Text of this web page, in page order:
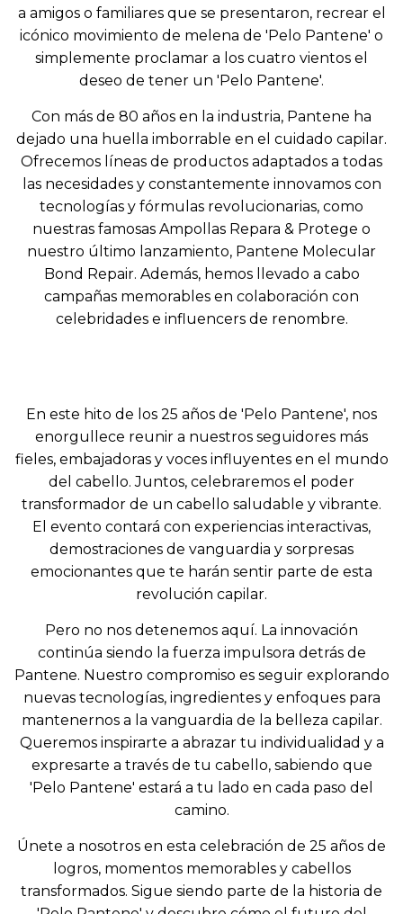
a amigos o familiares que se presentaron, recrear el
icónico movimiento de melena de 'Pelo Pantene' o
simplemente proclamar a los cuatro vientos el
deseo de tener un 'Pelo Pantene'.
Con más de 80 años en la industria, Pantene ha
dejado una huella imborrable en el cuidado capilar.
Ofrecemos líneas de productos adaptados a todas
las necesidades y constantemente innovamos con
tecnologías y fórmulas revolucionarias, como
nuestras famosas Ampollas Repara & Protege o
nuestro último lanzamiento, Pantene Molecular
Bond Repair. Además, hemos llevado a cabo
campañas memorables en colaboración con
celebridades e influencers de renombre.
En este hito de los 25 años de 'Pelo Pantene', nos
enorgullece reunir a nuestros seguidores más
fieles, embajadoras y voces influyentes en el mundo
del cabello. Juntos, celebraremos el poder
transformador de un cabello saludable y vibrante.
El evento contará con experiencias interactivas,
demostraciones de vanguardia y sorpresas
emocionantes que te harán sentir parte de esta
revolución capilar.
Pero no nos detenemos aquí. La innovación
continúa siendo la fuerza impulsora detrás de
Pantene. Nuestro compromiso es seguir explorando
nuevas tecnologías, ingredientes y enfoques para
mantenernos a la vanguardia de la belleza capilar.
Queremos inspirarte a abrazar tu individualidad y a
expresarte a través de tu cabello, sabiendo que
'Pelo Pantene' estará a tu lado en cada paso del
camino.
Únete a nosotros en esta celebración de 25 años de
logros, momentos memorables y cabellos
transformados. Sigue siendo parte de la historia de
N